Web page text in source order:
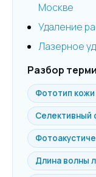
Москве
Удаление
Лазерное
Разбор
Фототип
Селективный
Длина волны